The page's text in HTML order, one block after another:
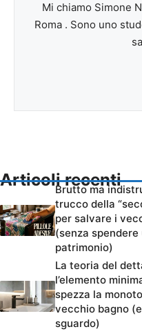
Mi chiamo Simone
Roma . Sono uno
Articoli recenti
Brutto ma
trucco della
per salvare i
(senza spendere
patrimonio)
La teoria del
l’elemento
spezza la
vecchio bagno
sguardo)